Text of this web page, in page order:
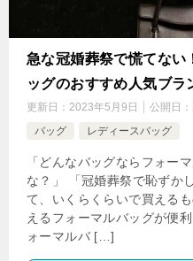
急な冠婚葬祭で慌てない
ッグのおすすめ人気ブラ
更新日： 2023年5月9日 公開日：
バッグ
レディースバッグ
「どんなバッグならフォー
な？」 「冠婚葬祭で恥ずか
て、いくらくらいで買える
えるフォーマルバッグが便
ォーマルバ […]